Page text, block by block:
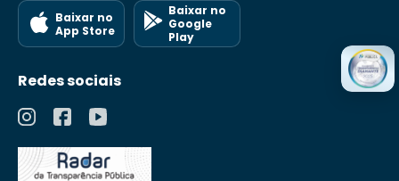
Baixar no
App Store
Baixar no
Google
Play
Redes sociais